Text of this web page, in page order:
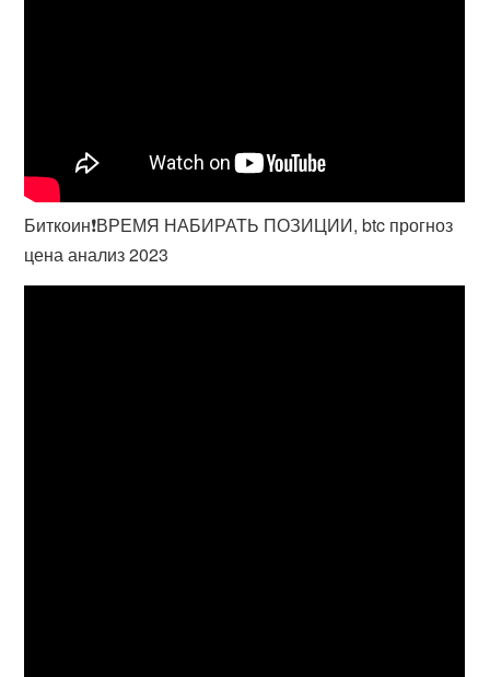
Биткоин❗️ВРЕМЯ НАБИРАТЬ ПОЗИЦИИ, btc прогноз
цена анализ 2023